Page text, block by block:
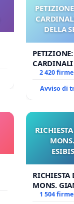
DELLA
DELLA
2 420 firme
Avviso di
RICHIESTA
MONS.
OPERE DI
1 504 firme